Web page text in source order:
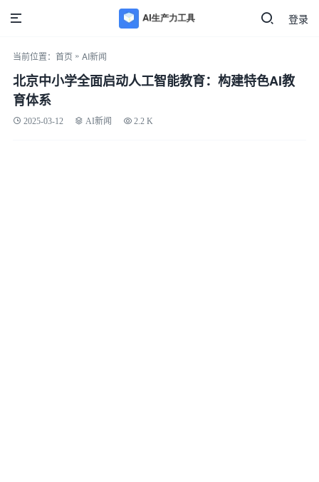
登录
当前位置： 首页 » AI新闻
北京中小学全面启动人工智能教育：构建特色AI教
育体系
2025-03-12 AI新闻 2.2 K